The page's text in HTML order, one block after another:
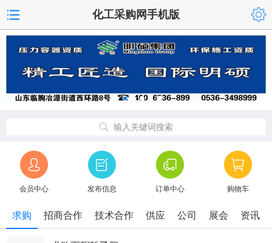
化工采购网手机版
输入关键词搜索
会员中心 发布信息 订单中心 购物车
求购 招商合作 技术合作 供应 公司 展会 资讯